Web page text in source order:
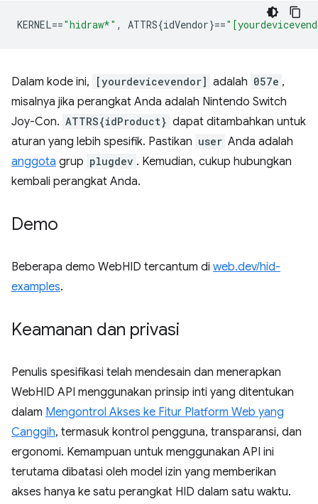
KERNEL=="hidraw*" , ATTRS{idVendor}==
Dalam kode ini, [yourdevicevendor] adalah 057e ,
misalnya jika perangkat Anda adalah Nintendo Switch
Joy-Con. ATTRS{idProduct} dapat ditambahkan untuk
aturan yang lebih spesifik. Pastikan user Anda adalah
anggota grup plugdev . Kemudian, cukup hubungkan
kembali perangkat Anda.
Demo
Beberapa demo WebHID tercantum di web.dev/hid-
examples.
Keamanan dan privasi
Penulis spesifikasi telah mendesain dan menerapkan
WebHID API menggunakan prinsip inti yang ditentukan
dalam Mengontrol Akses ke Fitur Platform Web yang
Canggih, termasuk kontrol pengguna, transparansi, dan
ergonomi. Kemampuan untuk menggunakan API ini
terutama dibatasi oleh model izin yang memberikan
akses hanya ke satu perangkat HID dalam satu waktu.